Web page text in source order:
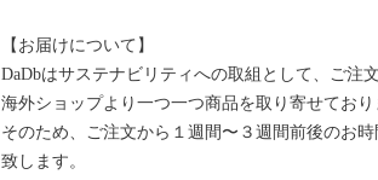
【お届けについて】
DaDbはサステナビリティへの取組として、ご注
海外ショップより一つ一つ商品を取り寄せており
そのため、ご注文から１週間〜３週間前後のお
致します。